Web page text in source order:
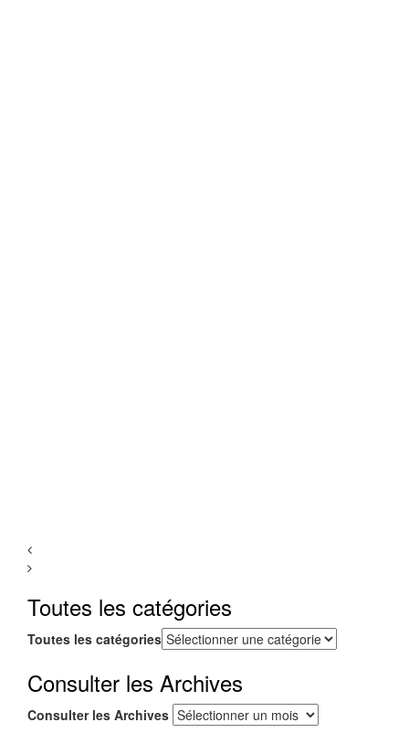
Toutes les catégories
Toutes les catégories
Consulter les Archives
Consulter les Archives